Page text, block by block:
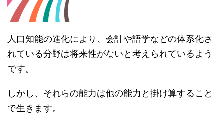
人口知能の進化により、会計や語学などの体系化さ
れている分野は将来性がないと考えられているよう
です。
しかし、それらの能力は他の能力と掛け算すること
で生きます。